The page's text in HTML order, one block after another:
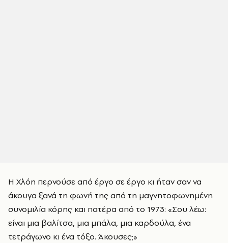
Η Χλόη περνούσε από έργο σε έργο κι ήταν σαν να
άκουγα ξανά τη φωνή της από τη μαγνητοφωνημένη
συνομιλία κόρης και πατέρα από το 1973: «Σου λέω:
είναι μια βαλίτσα, μια μπάλα, μια καρδούλα, ένα
τετράγωνο κι ένα τόξο. Άκουσες;»